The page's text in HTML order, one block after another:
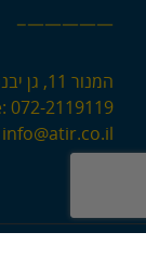
—————–
המנור 11, גן יבנה
072-2119119
info@atir.co.il